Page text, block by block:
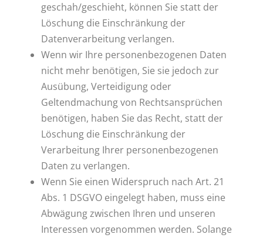
geschah/geschieht, können Sie statt der
Löschung die Einschränkung der
Datenverarbeitung verlangen.
Wenn wir Ihre personenbezogenen Daten
nicht mehr benötigen, Sie sie jedoch zur
Ausübung, Verteidigung oder
Geltendmachung von Rechtsansprüchen
benötigen, haben Sie das Recht, statt der
Löschung die Einschränkung der
Verarbeitung Ihrer personenbezogenen
Daten zu verlangen.
Wenn Sie einen Widerspruch nach Art. 21
Abs. 1 DSGVO eingelegt haben, muss eine
Abwägung zwischen Ihren und unseren
Interessen vorgenommen werden. Solange